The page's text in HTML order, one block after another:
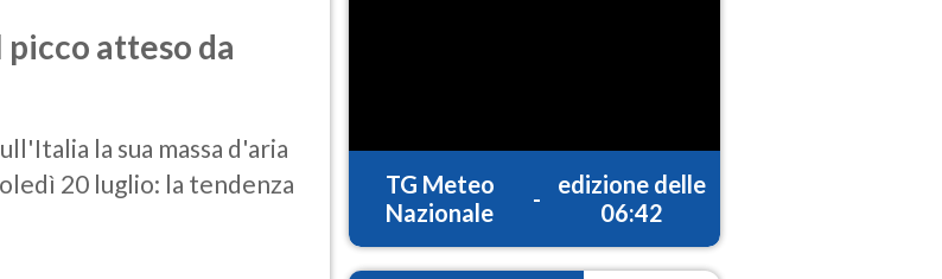
picco atteso da
la sua massa d'aria
20 luglio: la tendenza
TG Meteo
Nazionale
-
edizione delle
06:42